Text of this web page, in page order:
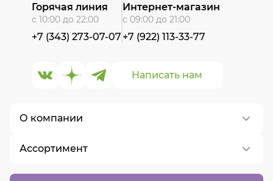
О компании
О нас
Контакты
Ассортимент
Написать нам
Горячая линия
с 10:00 до 22:00
+7 (343) 273-07-07
Интернет-магазин
с 09:00 до 21:00
+7 (922) 113-33-77